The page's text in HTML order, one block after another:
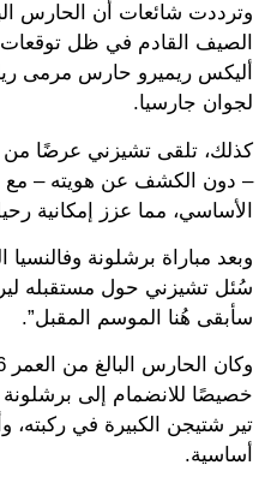
وترددت شائعات أن الحارس
الصيف القادم في ظل توقعات
أليكس ريميرو حارس مرمى
لجوان جارسيا.
كذلك، تلقى تشيزني عرضًا من
– دون الكشف عن هويته – مع
الأساسي، مما عزز إمكانية
وبعد مباراة برشلونة وفالنسيا
سُئل تشيزني حول مستقبله ليرد
سأبقى هُنا الموسم المقبل”.
تير شتيجن الكبيرة في
أساسية.